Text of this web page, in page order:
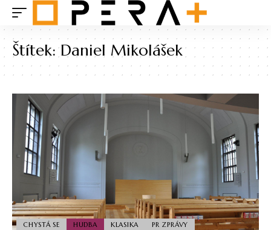
Štítek:Daniel Mikolášek
CHYSTÁ SE HUDBA KLASIKA
PR ZPRÁVY